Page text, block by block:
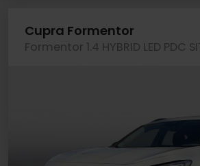
Cupra Formentor
Formentor 1.4 HYBRID LED PDC